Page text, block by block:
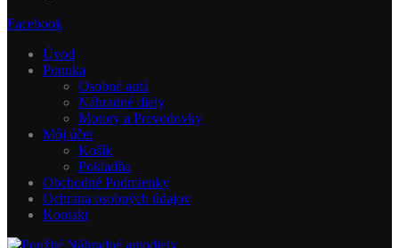
Facebook
Úvod
Ponuka
Osobné autá
Náhradné diely
Motory a Prevodovky
Môj účet
Košík
Pokladňa
Obchodné Podmienky
Ochrana osobných údajov
Kontakt